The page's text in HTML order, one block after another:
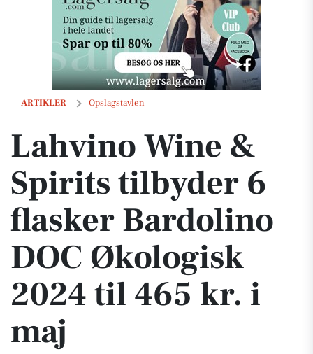
ARTIKLER Opslagstavlen
Lahvino Wine & Spirits tilbyder 6 flasker Bardolino DOC Økologisk
Lahvino Wine &
Spirits tilbyder 6
flasker Bardolino
DOC Økologisk
2024 til 465 kr. i
maj